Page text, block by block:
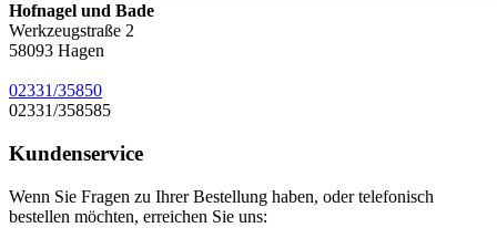
Hofnagel und Bade
Werkzeugstraße 2
58093 Hagen
02331/35850
02331/358585
Kundenservice
Wenn Sie Fragen zu Ihrer Bestellung haben, oder telefonisch
bestellen möchten, erreichen Sie uns: